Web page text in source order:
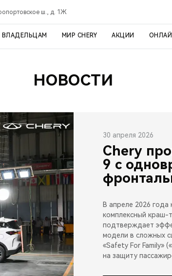
ш., д. 1Ж
ВЛАДЕЛЬЦАМ МИР CHERY АКЦИИ
НОВОСТИ
30 апреля 2026
Chery
9 с
В апреле 2026 года
комплексный краш-
подтверждает
модели в сложных
«Safety For Family»
на защиту